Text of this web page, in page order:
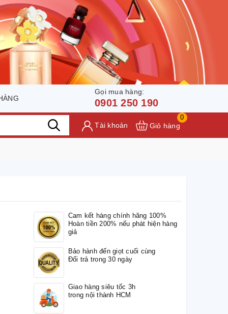
Gọi mua hàng:
0901 250 190
Tài khoản
0
Giỏ hàng
Cam kết hàng chính hãng 100%
Hoàn tiền 200% nếu phát hiện hàng
giả
Bảo hành đến giọt cuối cùng
Đổi trả trong 30 ngày
Giao hàng siêu tốc 3h
trong nội thành HCM